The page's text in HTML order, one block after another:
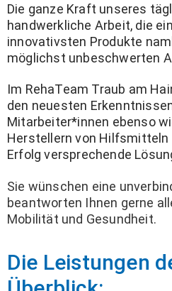
Die ganze Kraft unseres
handwerkliche Arbeit, die
innovativsten Produkte
möglichst unbeschwerten
Im RehaTeam Traub am
den neuesten
Mitarbeiter*innen ebenso
Herstellern von
Erfolg versprechende
Sie wünschen eine
beantworten Ihnen gerne
Mobilität und Gesundheit.
Die Leistungen